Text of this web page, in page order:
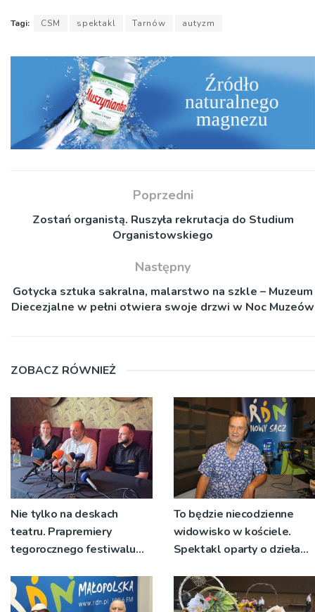
Tagi: CSM spektakl Tarnów autyzm
Poprzedni
Zostań organistą. Ruszyła rekrutacja do Studium
Organistowskiego
Następny
Gotycka sztuka sakralna, malarstwo na szkle – Muzeum
Diecezjalne w pełni otwiera swoje drzwi w Noc Muzeów
ZOBACZ RÓWNIEŻ
Nie tylko na deskach
teatru. Prapremiery
tegorocznego festiwalu
niecodziennych
okolicznościach
To będzie niecodzienne
widowisko w kościele.
Spektakl oparty o dzieła